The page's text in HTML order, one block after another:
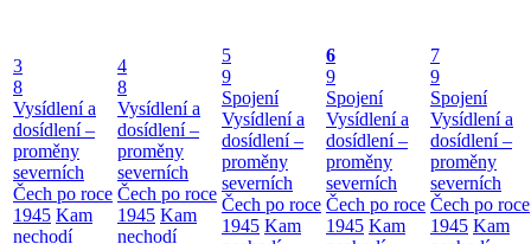
3
8
Vysídlení a
dosídlení –
proměny
severních
Čech po roce
1945 Kam
nechodí
4
8
Vysídlení a
dosídlení –
proměny
severních
Čech po roce
1945 Kam
nechodí
5
9
Spojení
Vysídlení a
dosídlení –
proměny
severních
Čech po roce
1945 Kam
6
9
Spojení
Vysídlení a
dosídlení –
proměny
severních
Čech po roce
1945 Kam
7
9
Spojení
Vysídlení a
dosídlení –
proměny
severních
Čech po roce
1945 Kam